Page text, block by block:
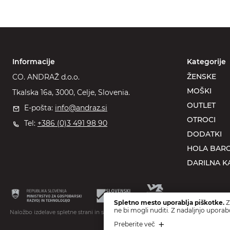
Informacije
CO. ANDRAŽ d.o.o.
Tkalska 16a, 3000, Celje, Slovenia.
E-pošta: info@andraz.si
Tel: +386 (0)3 491 98 90
Kategorije
ŽENSKE
MOŠKI
OUTLET
OTROCI
DODATKI
HOLA
DARILNA
Naložbo izdelave spletne strani in spletne trgovine sofinancirata Republika
Spletno mesto uporablja piškotke.
ne bi mogli nuditi. Z nadaljnjo
Preberite več